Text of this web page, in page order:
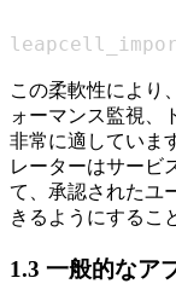
この柔軟性により
ォーマンス監視、
非常に適していま
レーターはサービ
て、承認されたユ
きるようにするこ
1.3 一般的なア